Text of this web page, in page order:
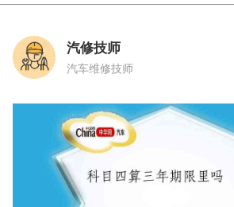
汽修技师
汽车维修技师